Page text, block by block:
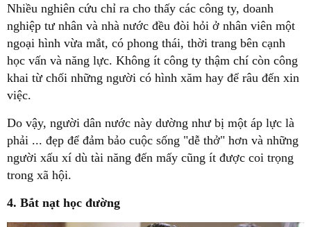
Nhiều nghiên cứu chỉ ra cho thấy các công ty, doanh
nghiệp tư nhân và nhà nước đều đòi hỏi ở nhân viên một
ngoại hình vừa mắt, có phong thái, thời trang bên cạnh
học vấn và năng lực. Không ít công ty thậm chí còn công
khai từ chối những người có hình xăm hay để râu đến xin
việc.
Do vậy, người dân nước này dường như bị một áp lực là
phải ... đẹp để đảm bảo cuộc sống "dễ thở" hơn và những
người xấu xí dù tài năng đến mấy cũng ít được coi trọng
trong xã hội.
4. Bắt nạt học đường